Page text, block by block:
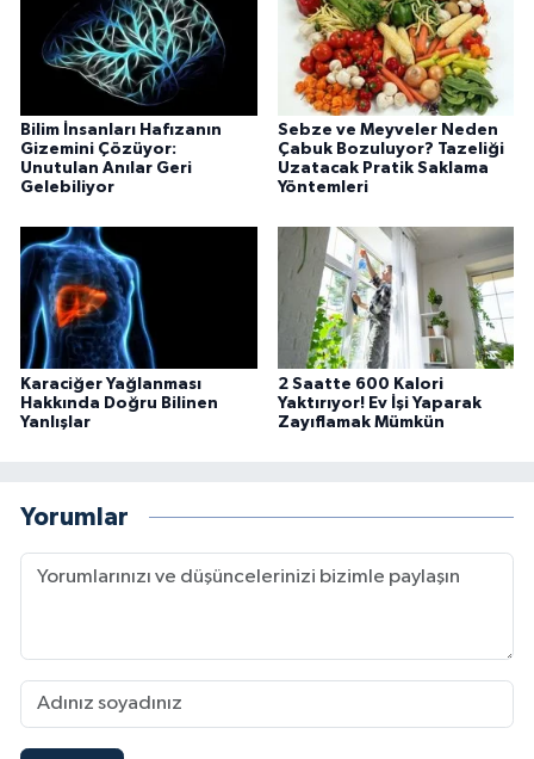
Bilim İnsanları Hafızanın
Gizemini Çözüyor:
Unutulan Anılar Geri
Gelebiliyor
Sebze ve Meyveler Neden
Çabuk Bozuluyor? Tazeliği
Uzatacak Pratik Saklama
Yöntemleri
Karaciğer Yağlanması
Hakkında Doğru Bilinen
Yanlışlar
2 Saatte 600 Kalori
Yaktırıyor! Ev İşi Yaparak
Zayıflamak Mümkün
Yorumlar